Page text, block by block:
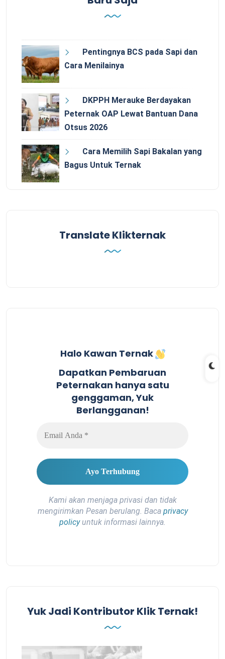
Pentingnya BCS pada Sapi dan
Cara Menilainya
DKPPH Merauke Berdayakan
Peternak OAP Lewat Bantuan Dana
Otsus 2026
Cara Memilih Sapi Bakalan yang
Bagus Untuk Ternak
Translate Klikternak
Halo Kawan Ternak
Dapatkan Pembaruan
Peternakan hanya satu
genggaman, Yuk
Berlangganan!
Kami akan menjaga privasi dan tidak
mengirimkan Pesan berulang. Baca privacy
policyuntuk informasi lainnya.
Yuk Jadi Kontributor Klik Ternak!